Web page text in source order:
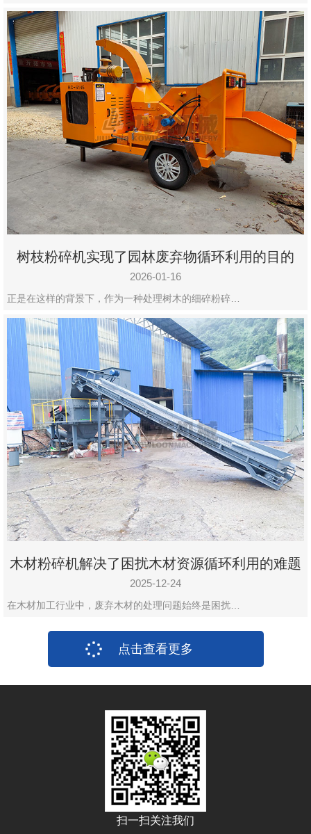
树枝粉碎机实现了园林废弃物循环利用的目的
2026-01-16
正是在这样的背景下，作为一种处理树木的细碎粉碎…
木材粉碎机解决了困扰木材资源循环利用的难题
2025-12-24
在木材加工行业中，废弃木材的处理问题始终是困扰…
点击查看更多
扫一扫关注我们